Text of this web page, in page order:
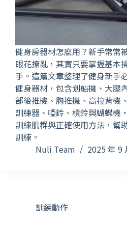
健身房器材怎麼用？新手常常
眼花撩亂，其實只要掌握基本
手。這篇文章整理了健身新手
健身器材，包含划船機、大腿
部後推機、胸推機、高拉背機
訓練器、啞鈴、槓鈴與蝴蝶機
訓練肌群與正確使用方法，幫
訓練。
Nuli Team
2025 年 9
訓練動作